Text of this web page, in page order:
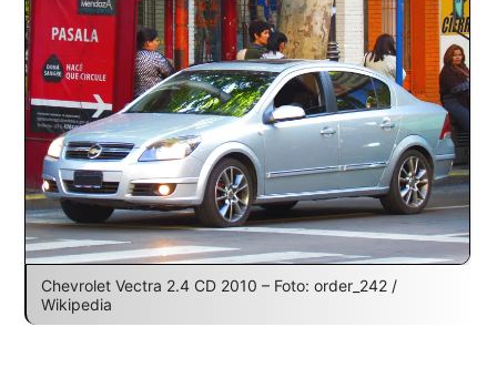
Chevrolet Vectra 2.4 CD 2010 – Foto: order_242 /
Wikipedia